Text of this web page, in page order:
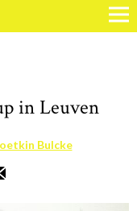
in Leuven
Bulcke